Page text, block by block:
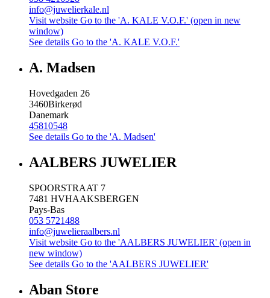
info@juwelierkale.nl
Visit website Go to the 'A. KALE V.O.F.' (open in new
window)
See details Go to the 'A. KALE V.O.F.'
A. Madsen
Hovedgaden 26
3460Birkerød
Danemark
45810548
See details Go to the 'A. Madsen'
AALBERS JUWELIER
SPOORSTRAAT 7
7481 HVHAAKSBERGEN
Pays-Bas
053 5721488
info@juwelieraalbers.nl
Visit website Go to the 'AALBERS JUWELIER' (open in
new window)
See details Go to the 'AALBERS JUWELIER'
Aban Store